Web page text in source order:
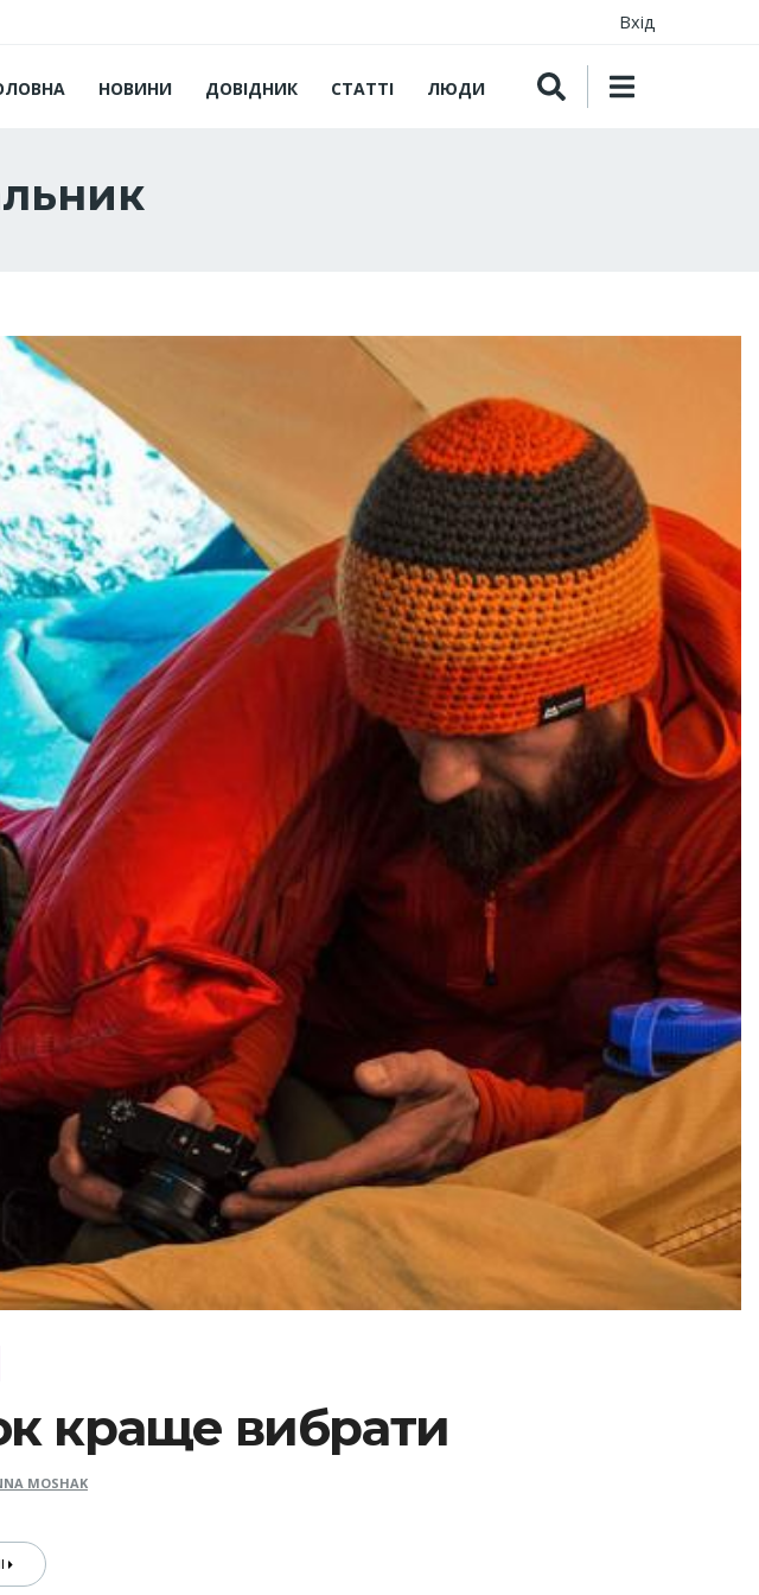
Вхід
НОВИНИ ДОВІДНИК СТАТТІ ЛЮДИ
краще вибрати
MOSHAK